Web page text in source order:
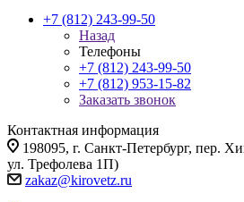
+7 (812) 243-99-50
Назад
Телефоны
+7 (812) 243-99-50
+7 (812) 953-15-82
Заказать звонок
Контактная информация
198095, г. Санкт-Петербург, пер.
ул. Трефолева 1П)
zakaz@kirovetz.ru